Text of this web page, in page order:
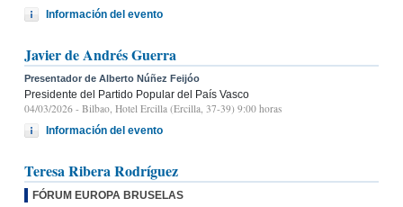
Información del evento
Javier de Andrés Guerra
Presentador de Alberto Núñez Feijóo
Presidente del Partido Popular del País Vasco
04/03/2026 - Bilbao, Hotel Ercilla (Ercilla, 37-39) 9:00 horas
Información del evento
Teresa Ribera Rodríguez
FÓRUM EUROPA BRUSELAS